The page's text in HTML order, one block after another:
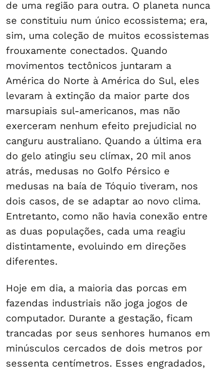
de uma região para outra. O planeta nunca
se constituiu num único ecossistema; era,
sim, uma coleção de muitos ecossistemas
frouxamente conectados. Quando
movimentos tectônicos juntaram a
América do Norte à América do Sul, eles
levaram à extinção da maior parte dos
marsupiais sul-americanos, mas não
exerceram nenhum efeito prejudicial no
canguru australiano. Quando a última era
do gelo atingiu seu clímax, 20 mil anos
atrás, medusas no Golfo Pérsico e
medusas na baía de Tóquio tiveram, nos
dois casos, de se adaptar ao novo clima.
Entretanto, como não havia conexão entre
as duas populações, cada uma reagiu
distintamente, evoluindo em direções
diferentes.
Hoje em dia, a maioria das porcas em
fazendas industriais não joga jogos de
computador. Durante a gestação, ficam
trancadas por seus senhores humanos em
minúsculos cercados de dois metros por
sessenta centímetros. Esses engradados,